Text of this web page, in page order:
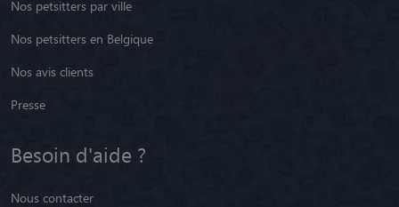
Nos petsitters par ville
Nos petsitters en Belgique
Nos avis clients
Presse
Besoin d'aide ?
Nous contacter